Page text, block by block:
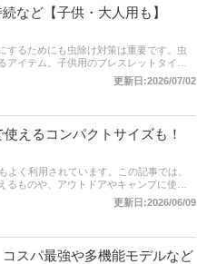
など【子供・大人用も】
するためにも虫除け対策は重要です。虫
イテム。子供用のブレスレットタイプ
記事では、虫除けリングの選び方とおす
あるので、売れ筋や口コミとあわせてチ
更新日:2026/07/02
えるコンパクトサイズも！
く利用されています。この記事では、
ものや、アウトドアやキャンプに使え
いるので、売れ筋や口コミも参考にして
更新日:2026/06/09
スパ最強や多機能モデルなど